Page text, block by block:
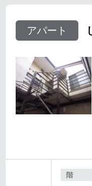
アパート
階